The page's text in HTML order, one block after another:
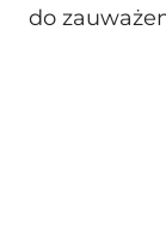
do